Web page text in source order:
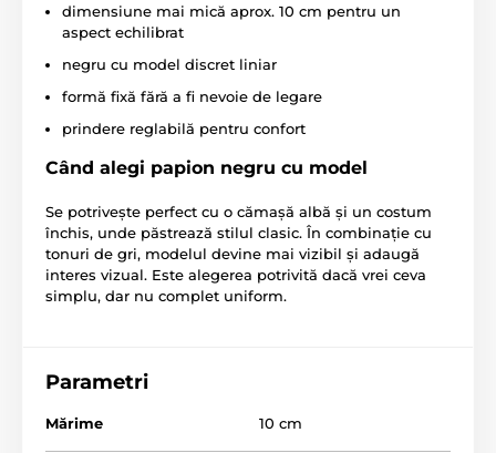
dimensiune mai mică aprox. 10 cm pentru un
aspect echilibrat
negru cu model discret liniar
formă fixă fără a fi nevoie de legare
prindere reglabilă pentru confort
Când alegi papion negru cu model
Se potrivește perfect cu o cămașă albă și un costum
închis, unde păstrează stilul clasic. În combinație cu
tonuri de gri, modelul devine mai vizibil și adaugă
interes vizual. Este alegerea potrivită dacă vrei ceva
simplu, dar nu complet uniform.
Parametri
Mărime 10 cm